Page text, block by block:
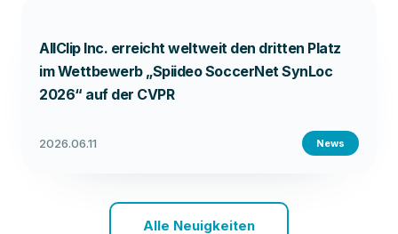
AllClip Inc. erreicht weltweit den dritten Platz
im Wettbewerb „Spiideo SoccerNet SynLoc
2026“ auf der CVPR
2026.06.11 News
Alle Neuigkeiten